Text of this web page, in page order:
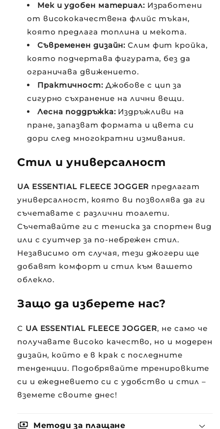
Мек и удобен материал:Изработени
от висококачествена флийс тъкан,
която предлага топлина и мекота.
Съвременен дизайн: Слим фит кройка,
която подчертава фигурата, без да
ограничава движението.
Практичност:Джобове с цип за
сигурно съхранение на лични вещи.
Лесна поддръжка:Издръжливи на
пране, запазват формата и цвета си
дори след многократни измивания.
Стил и универсалност
UA ESSENTIAL FLEECE JOGGER предлагат
универсалност, която ви позволява да ги
съчетавате с различни тоалети.
Съчетавайте ги с тениска за спортен вид
или с суитчер за по-небрежен стил.
Независимо от случая, тези джогери ще
добавят комфорт и стил към вашето
облекло.
Защо да изберете нас?
С UA ESSENTIAL FLEECE JOGGER, не само че
получавате високо качество, но и модерен
дизайн, който е в крак с последните
тенденции. Подобрявайте тренировките
си и ежедневието си с удобство и стил –
вземете своите днес!
payments Методи за плащане